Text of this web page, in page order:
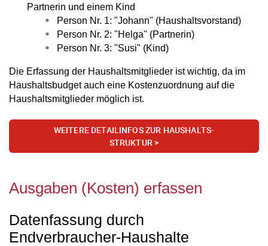
Partnerin und einem Kind
Person Nr. 1: "Johann" (Haushaltsvorstand)
Person Nr. 2: "Helga" (Partnerin)
Person Nr. 3: "Susi" (Kind)
Die Erfassung der Haushaltsmitglieder ist wichtig, da im
Haushaltsbudget auch eine Kostenzuordnung auf die
Haushaltsmitglieder möglich ist.
WEITERE DETAILINFOS ZUR HAUSHALTS-
STRUKTUR >
Ausgaben (Kosten) erfassen
Datenfassung durch
Endverbraucher-Haushalte